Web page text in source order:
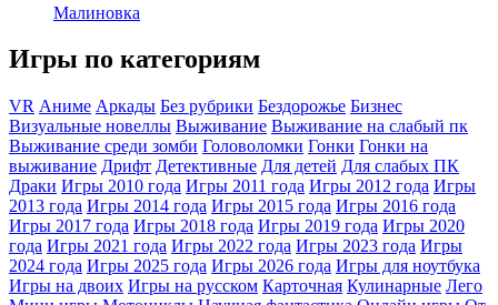
Малиновка
Игры по категориям
VR Аниме Аркады Без рубрики Бездорожье Бизнес
Визуальные новеллы Выживание Выживание на слабый пк
Выживание среди зомби Головоломки Гонки Гонки на
выживание Дрифт Детективные Для детей Для слабых ПК
Драки Игры 2010 года Игры 2011 года Игры 2012 года Игры
2013 года Игры 2014 года Игры 2015 года Игры 2016 года
Игры 2017 года Игры 2018 года Игры 2019 года Игры 2020
года Игры 2021 года Игры 2022 года Игры 2023 года Игры
2024 года Игры 2025 года Игры 2026 года Игры для ноутбука
Игры на двоих Игры на русском Карточная Кулинарные Лего